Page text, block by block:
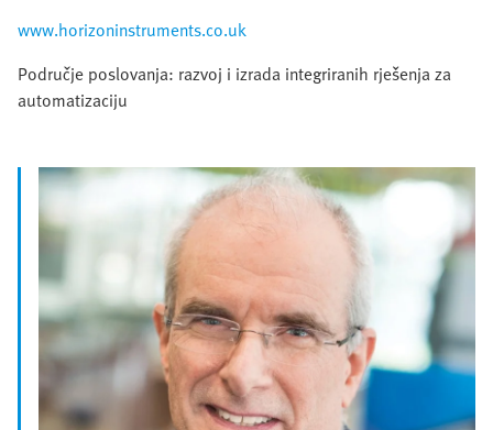
www.horizoninstruments.co.uk
Područje poslovanja: razvoj i izrada integriranih rješenja za
automatizaciju